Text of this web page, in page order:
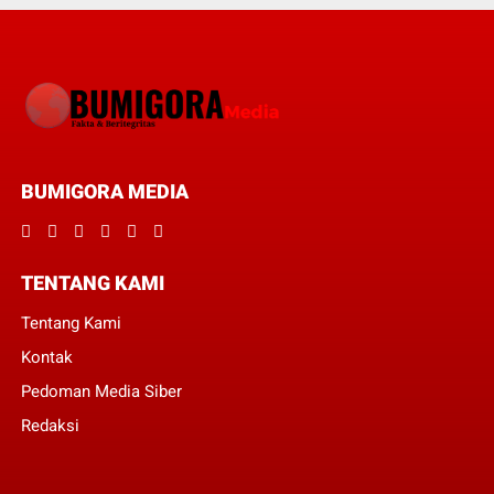
BUMIGORA MEDIA
TENTANG KAMI
Tentang Kami
Kontak
Pedoman Media Siber
Redaksi